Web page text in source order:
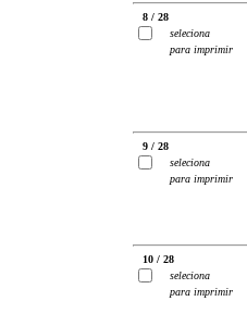
8 / 28
seleciona
para imprimir
9 / 28
seleciona
para imprimir
10 / 28
seleciona
para imprimir